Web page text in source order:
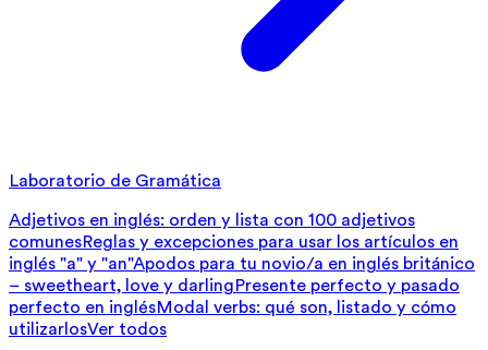
Laboratorio de Gramática
Adjetivos en inglés: orden y lista con 100 adjetivos
comunesReglas y excepciones para usar los artículos en
inglés "a" y "an"Apodos para tu novio/a en inglés británico
– sweetheart, love y darlingPresente perfecto y pasado
perfecto en inglésModal verbs: qué son, listado y cómo
utilizarlosVer todos